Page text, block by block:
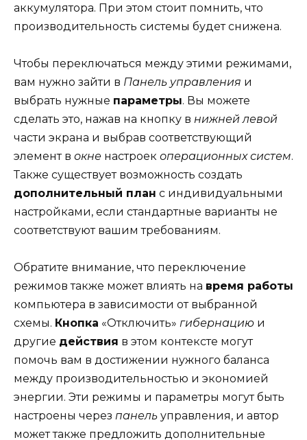
аккумулятора. При этом стоит помнить, что
производительность системы будет снижена.
Чтобы переключаться между этими режимами,
вам нужно зайти в Панель управления и
выбрать нужные параметры. Вы можете
сделать это, нажав на кнопку в нижней левой
части экрана и выбрав соответствующий
элемент в окне настроек операционных систем.
Также существует возможность создать
дополнительный план с индивидуальными
настройками, если стандартные варианты не
соответствуют вашим требованиям.
Обратите внимание, что переключение
режимов также может влиять на время работы
компьютера в зависимости от выбранной
схемы. Кнопка «Отключить» гибернацию и
другие действия в этом контексте могут
помочь вам в достижении нужного баланса
между производительностью и экономией
энергии. Эти режимы и параметры могут быть
настроены через панель управления, и автор
может также предложить дополнительные